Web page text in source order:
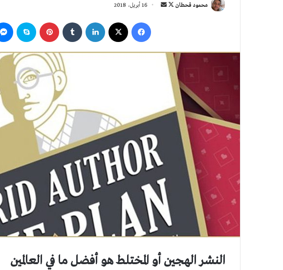
محمود قحطان
تابعأرسل
إلكترونيا
16 أبريل، 2018
فيسبوك لينكدإن بينتيريست سكايب
النشر الهجين أو المختلط هو أفضل ما في العالمين